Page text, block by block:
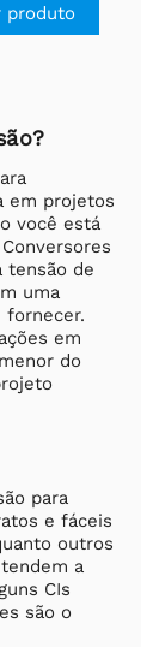
produto
em projetos
você está
tensão de
uma
fornecer.
em
do
para
e fáceis
outros
a
CIs
são o